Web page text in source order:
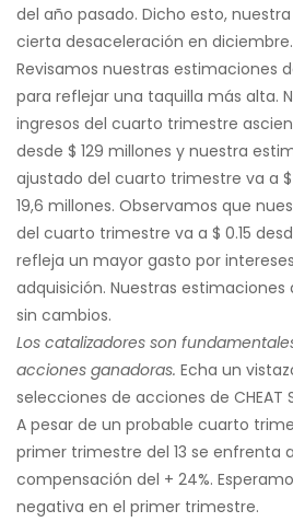
del año pasado. Dicho esto,
cierta desaceleración en diciembre.
Revisamos nuestras estimaciones
para reflejar una taquilla más alta.
ingresos del cuarto trimestre
desde $ 129 millones y nuestra
ajustado del cuarto trimestre va a
19,6 millones. Observamos que
del cuarto trimestre va a $ 0.15
refleja un mayor gasto por
adquisición. Nuestras estimaciones
sin cambios.
Los catalizadores son
acciones ganadoras. Echa un
selecciones de acciones de CHEAT
A pesar de un probable cuarto
primer trimestre del 13 se enfrenta
compensación del + 24%.
negativa en el primer trimestre.